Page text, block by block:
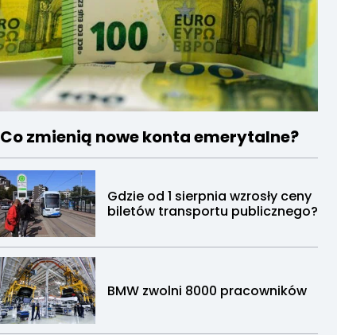
Co zmienią nowe konta emerytalne?
Gdzie od 1 sierpnia wzrosły ceny
biletów transportu publicznego?
BMW zwolni 8000 pracowników